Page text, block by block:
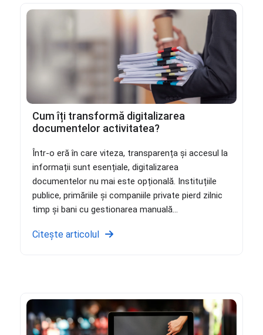
Cum îți transformă digitalizarea
documentelor activitatea?
Într-o eră în care viteza, transparența și accesul la
informații sunt esențiale, digitalizarea
documentelor nu mai este opțională. Instituțiile
publice, primăriile și companiile private pierd zilnic
timp și bani cu gestionarea manuală...
Citește articolul